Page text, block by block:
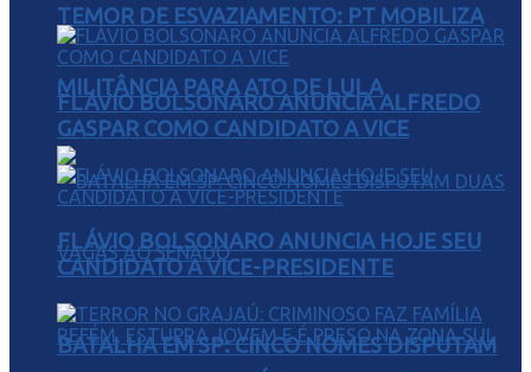
TEMOR DE ESVAZIAMENTO: PT MOBILIZA
MILITÂNCIA PARA ATO DE LULA
BATALHA EM SP: CINCO NOMES DISPUTAM
FLÁVIO BOLSONARO ANUNCIA ALFREDO
GASPAR COMO CANDIDATO A VICE
FLÁVIO BOLSONARO ANUNCIA HOJE SEU
CANDIDATO A VICE-PRESIDENTE